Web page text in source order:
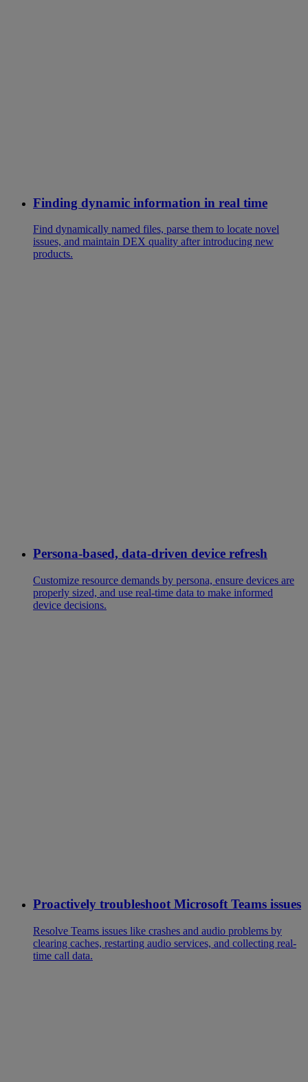
Finding dynamic information in real time
Find dynamically named files, parse them to locate novel
issues, and maintain DEX quality after introducing new
products.
Persona-based, data-driven device refresh
Customize resource demands by persona, ensure devices are
properly sized, and use real-time data to make informed
device decisions.
Proactively troubleshoot Microsoft Teams issues
Resolve Teams issues like crashes and audio problems by
clearing caches, restarting audio services, and collecting real-
time call data.